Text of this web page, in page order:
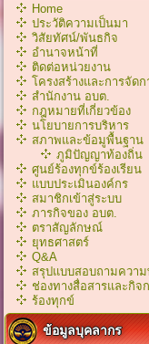
Home
ประวัติความเป็นมา
วิสัยทัศน์/พันธกิจ
อำนาจหน้าที่
ติดต่อหน่วยงาน
โครงสร้างและการจัด
สำนักงาน อบต.
กฎหมายที่เกี่ยวข้อง
นโยบายการบริหาร
สภาพและข้อมูพื้นฐาน
ภูมิปัญญาท้องถิ่น
ศูนย์ร้องทุกข์ร้องเรียน
แบบประเมินองค์กร
สมาชิกเข้าสู่ระบบ
ภารกิจของ อบต.
ตราสัญลักษณ์
ยุทธศาสตร์
Q&A
สรุปแบบสอบถามควา
ช่องทางสื่อสารและกิ
ร้องทุกข์
ข้อมูลบุคลากร